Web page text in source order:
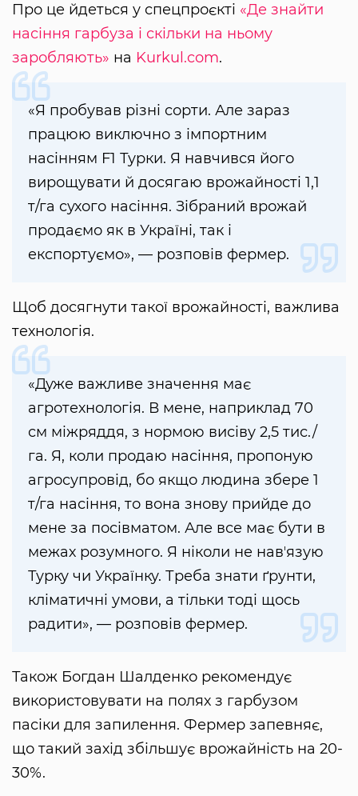
Про це йдеться у спецпроєкті «Де знайти
насіння гарбуза і скільки на ньому
заробляють» на Kurkul.com.
«Я пробував різні сорти. Але зараз
працюю виключно з імпортним
насінням F1 Турки. Я навчився його
вирощувати й досягаю врожайності 1,1
т/га сухого насіння. Зібраний врожай
продаємо як в Україні, так і
експортуємо», — розповів фермер.
Щоб досягнути такої врожайності, важлива
технологія.
«Дуже важливе значення має
агротехнологія. В мене, наприклад 70
см міжряддя, з нормою висіву 2,5 тис./
га. Я, коли продаю насіння, пропоную
агросупровід, бо якщо людина збере 1
т/га насіння, то вона знову прийде до
мене за посівматом. Але все має бути в
межах розумного. Я ніколи не навʼязую
Турку чи Українку. Треба знати ґрунти,
кліматичні умови, а тільки тоді щось
радити», — розповів фермер.
Також Богдан Шалденко рекомендує
використовувати на полях з гарбузом
пасіки для запилення. Фермер запевняє,
що такий захід збільшує врожайність на 20-
30%.